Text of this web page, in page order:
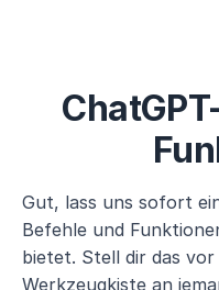
Gut, lass uns sofort
Befehle und
bietet. Stell dir das
Werkzeugkiste an